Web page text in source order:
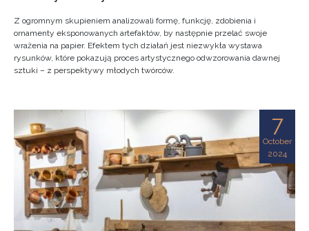
Z ogromnym skupieniem analizowali formę, funkcję, zdobienia i
ornamenty eksponowanych artefaktów, by następnie przelać swoje
wrażenia na papier. Efektem tych działań jest niezwykła wystawa
rysunków, które pokazują proces artystycznego odwzorowania dawnej
sztuki – z perspektywy młodych twórców.
7
October
2024